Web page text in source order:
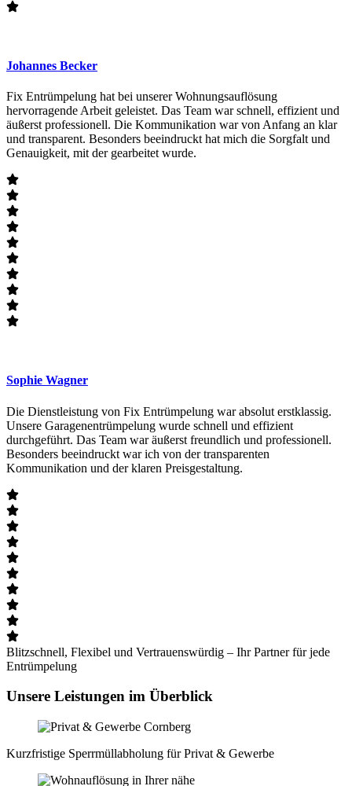
Johannes Becker
Fix Entrümpelung hat bei unserer Wohnungsauflösung
hervorragende Arbeit geleistet. Das Team war schnell, effizient und
äußerst professionell. Die Kommunikation war von Anfang an klar
und transparent. Besonders beeindruckt hat mich die Sorgfalt und
Genauigkeit, mit der gearbeitet wurde.
Sophie Wagner
Die Dienstleistung von Fix Entrümpelung war absolut erstklassig.
Unsere Garagenentrümpelung wurde schnell und effizient
durchgeführt. Das Team war äußerst freundlich und professionell.
Besonders beeindruckt war ich von der transparenten
Kommunikation und der klaren Preisgestaltung.
Blitzschnell, Flexibel und Vertrauenswürdig – Ihr Partner für jede
Entrümpelung
Unsere Leistungen im Überblick
Kurzfristige Sperrmüll­abholung für Privat & Gewerbe